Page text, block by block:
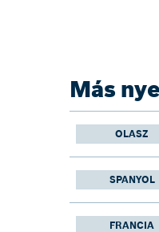
Más
OLASZ
SPANYOL
FRANCIA